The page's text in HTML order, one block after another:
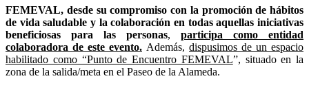
FEMEVAL, desde su compromiso con la promoción de hábitos
de vida saludable y la colaboración en todas aquellas iniciativas
beneficiosas para las personas, participa como entidad
colaboradora de este evento. Además, dispusimos de un espacio
habilitado como “Punto de Encuentro FEMEVAL”, situado en la
zona de la salida/meta en el Paseo de la Alameda.